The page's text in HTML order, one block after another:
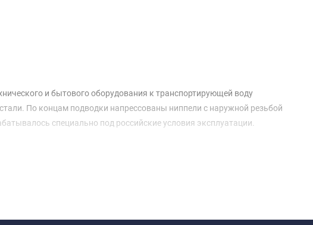
и бытового оборудования к транспортирующей воду
По концам подводки напрессованы ниппели с наружной резьбой
специально под российские условия эксплуатации.